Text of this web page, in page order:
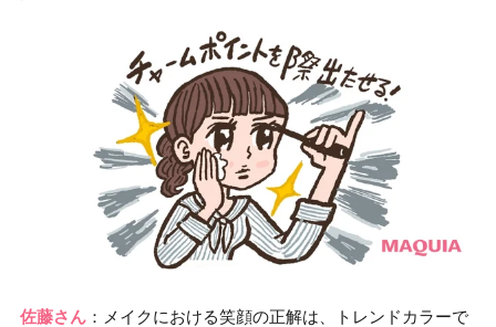
佐藤さん ：メイクにおける笑顔の正解は、トレンドカラーで